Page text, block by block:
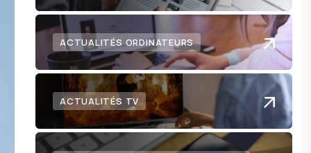
ACTUALITÉS ORDINATEURS
ACTUALITÉS TV